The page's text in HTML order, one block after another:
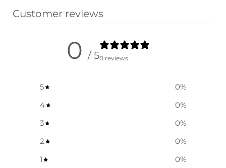
Customer reviews
0 / 50 reviews
5 0%
4
0%
3
0%
2
0%
1
0%